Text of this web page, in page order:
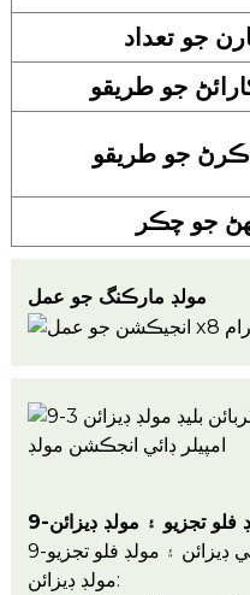
جو چڪر
مولڊ مارڪنگ جو عمل
فلو تجزيو ۽ مولڊ ڊيزائن
مولڊ ڊيزائن: